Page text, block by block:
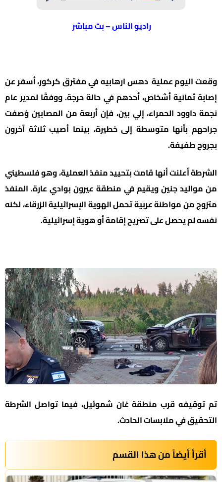
راديو الناس – بث مباشر
وقعت اليوم عملية دهس ارهابيه في مفترق كركور، أسفر عن
إصابة ثمانية أشخاص، أحدهم في حالة حرجة. ووفقًا لمدير عام
نجمة داوود الحمراء، إلي بين، فإن أربعة من المصابين وُصفت
جراحهم بأنها متوسطة إلى خطيرة، بينما أصيب ثلاثة آخرون
بجروح طفيفة.
الشرطة أعلنت أنها قامت بتحييد منفذ العملية، وهو فلسطيني
من مواليد جنين ويقيم في منطقة عيرون بوادي عارة. المنفذ
متزوج من مواطنة عربية تحمل الهوية الإسرائيلية الزرقاء، لكنه
نفسه لم يحصل على تصريح إقامة أو هوية إسرائيلية.
تم توقيفه قرب منطقة غان شموئيل، فيما تواصل الشرطة
التحقيق في ملابسات الحادث.
أقرأ أيضاً من هذا القسم